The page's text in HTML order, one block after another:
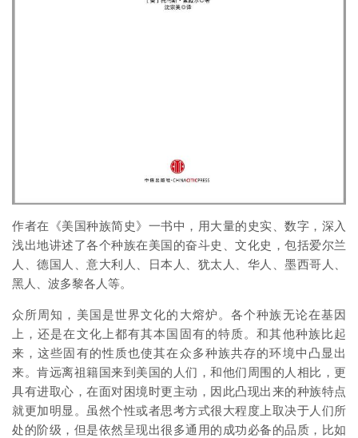
作者在《美国种族简史》一书中，用大量的史实、数字，深入
浅出地讲述了各个种族在美国的奋斗史、文化史，包括爱尔兰
人、德国人、意大利人、日本人、犹太人、华人、墨西哥人、
黑人、波多黎各人等。
众所周知，美国是世界文化的大熔炉。各个种族无论在基因
上，还是在文化上都有其本国固有的特质。和其他种族比起
来，这些固有的性质也使其在众多种族共存的环境中凸显出
来。肯远离祖籍国来到美国的人们，和他们周围的人相比，更
具有进取心，在面对困境时更主动，因此凸现出来的种族特点
就更加明显。虽然个性或者思考方式很大程度上取决于人们所
处的阶级，但是依然呈现出很多通用的成功必备的品质，比如